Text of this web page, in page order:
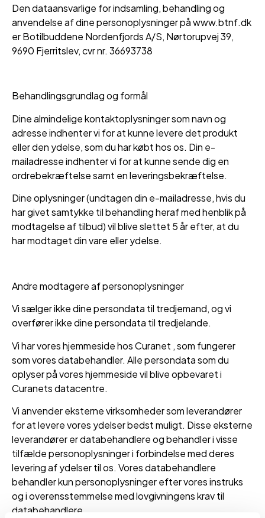
Den dataansvarlige for indsamling, behandling og
anvendelse af dine personoplysninger på www.btnf.dk
er Botilbuddene Nordenfjords A/S, Nørtorupvej 39,
9690 Fjerritslev, cvr nr. 36693738
Behandlingsgrundlag og formål
Dine almindelige kontaktoplysninger som navn og
adresse indhenter vi for at kunne levere det produkt
eller den ydelse, som du har købt hos os. Din e-
mailadresse indhenter vi for at kunne sende dig en
ordrebekræftelse samt en leveringsbekræftelse.
Dine oplysninger (undtagen din e-mailadresse, hvis du
har givet samtykke til behandling heraf med henblik på
modtagelse af tilbud) vil blive slettet 5 år efter, at du
har modtaget din vare eller ydelse.
Andre modtagere af personoplysninger
Vi sælger ikke dine persondata til tredjemand, og vi
overfører ikke dine persondata til tredjelande.
Vi har vores hjemmeside hos Curanet , som fungerer
som vores databehandler. Alle persondata som du
oplyser på vores hjemmeside vil blive opbevaret i
Curanets datacentre.
Vi anvender eksterne virksomheder som leverandører
for at levere vores ydelser bedst muligt. Disse eksterne
leverandører er databehandlere og behandler i visse
tilfælde personoplysninger i forbindelse med deres
levering af ydelser til os. Vores databehandlere
behandler kun personoplysninger efter vores instruks
og i overensstemmelse med lovgivningens krav til
databehandlere.